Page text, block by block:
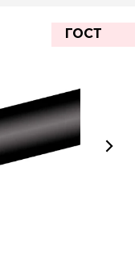
ГОСТ